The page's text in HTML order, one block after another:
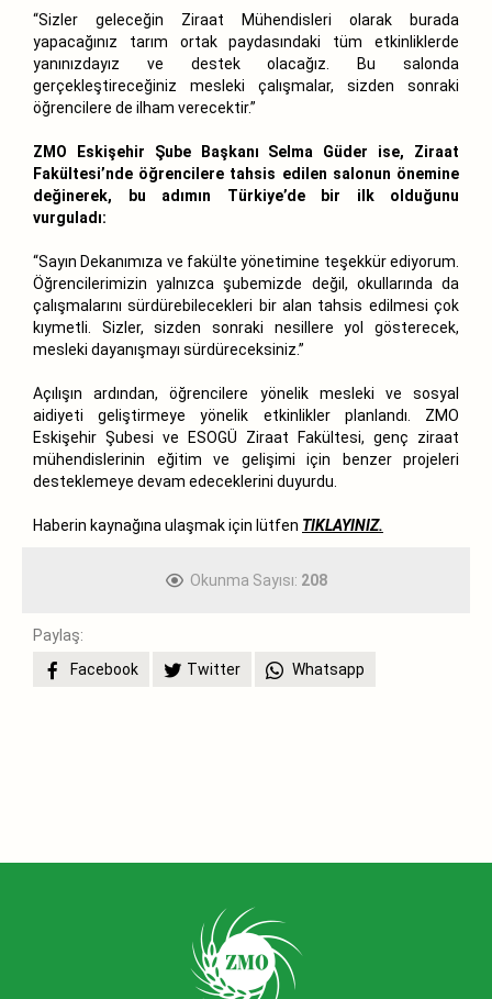
“Sizler geleceğin Ziraat Mühendisleri olarak burada
yapacağınız tarım ortak paydasındaki tüm etkinliklerde
yanınızdayız ve destek olacağız. Bu salonda
gerçekleştireceğiniz mesleki çalışmalar, sizden sonraki
öğrencilere de ilham verecektir.”
ZMO Eskişehir Şube Başkanı Selma Güder ise, Ziraat
Fakültesi’nde öğrencilere tahsis edilen salonun önemine
değinerek, bu adımın Türkiye’de bir ilk olduğunu
vurguladı:
“Sayın Dekanımıza ve fakülte yönetimine teşekkür ediyorum.
Öğrencilerimizin yalnızca şubemizde değil, okullarında da
çalışmalarını sürdürebilecekleri bir alan tahsis edilmesi çok
kıymetli. Sizler, sizden sonraki nesillere yol gösterecek,
mesleki dayanışmayı sürdüreceksiniz.”
Açılışın ardından, öğrencilere yönelik mesleki ve sosyal
aidiyeti geliştirmeye yönelik etkinlikler planlandı. ZMO
Eskişehir Şubesi ve ESOGÜ Ziraat Fakültesi, genç ziraat
mühendislerinin eğitim ve gelişimi için benzer projeleri
desteklemeye devam edeceklerini duyurdu.
Haberin kaynağına ulaşmak için lütfen TIKLAYINIZ.
Okunma Sayısı: 208
Paylaş:
Facebook
Twitter Whatsapp